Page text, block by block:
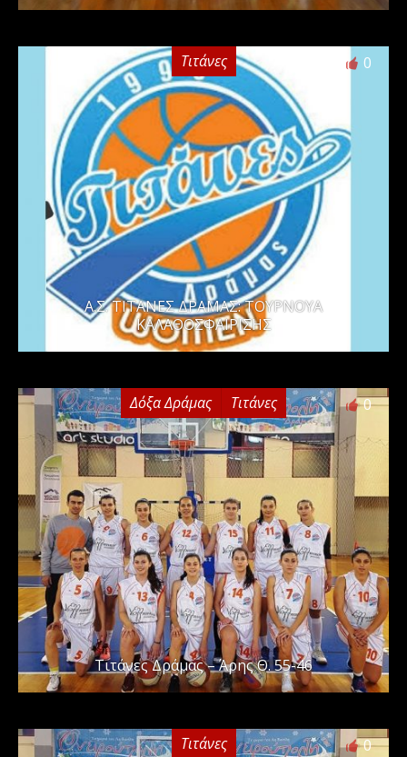
Τιτάνες 0
Α.Σ. ΤΙΤΑΝΕΣ ΔΡΑΜΑΣ: ΤΟΥΡΝΟΥΑ
ΚΑΛΑΘΟΣΦΑΙΡΙΣΗΣ
Δόξα Δράμας Τιτάνες 0
Τιτάνες Δράμας – Άρης Θ. 55-46
Τιτάνες 0